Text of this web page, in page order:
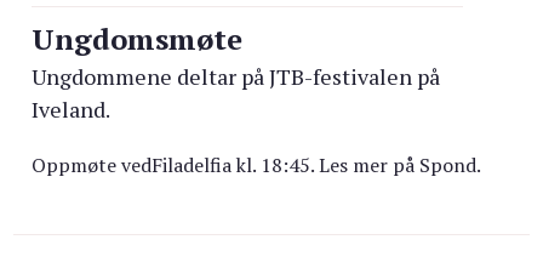
Ungdomsmøte
Ungdommene deltar på JTB-festivalen på
Iveland.
Oppmøte vedFiladelfia kl. 18:45. Les mer på Spond.